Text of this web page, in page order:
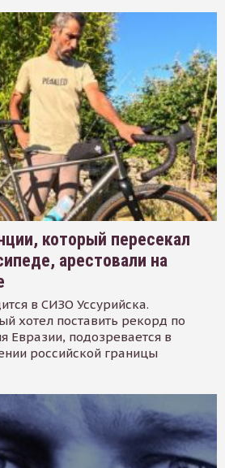
который пересекал
арестовали на
в СИЗО Уссурийска.
хотел поставить рекорд по
Евразии, подозревается в
российской границы